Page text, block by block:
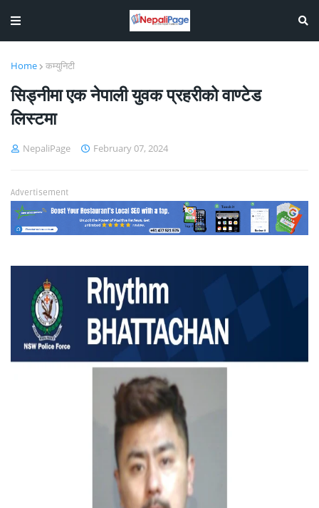
Home कम्युनिटी
सिड्नीमा एक नेपाली युवक प्रहरीको वाण्टेड
लिस्टमा
NepaliPage February 07, 2024
Advertisement